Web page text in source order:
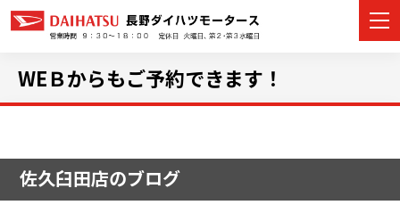
WEＢからもご予約できます！
佐久臼田店のブログ